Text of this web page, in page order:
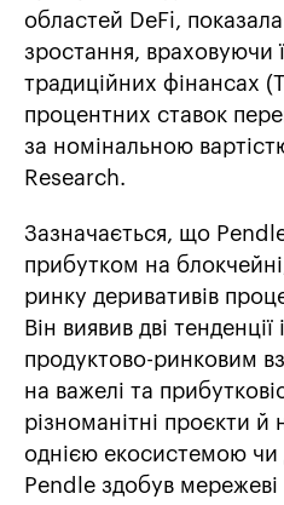
областей DeFi,
зростання, враховуючи
традиційних фінансах
процентних ставок
за номінальною
Research.
Зазначається, що
прибутком на
ринку деривативів
Він виявив дві
продуктово-ринковим
на важелі та
різноманітні проєкти
однією екосистемою
Pendle здобув